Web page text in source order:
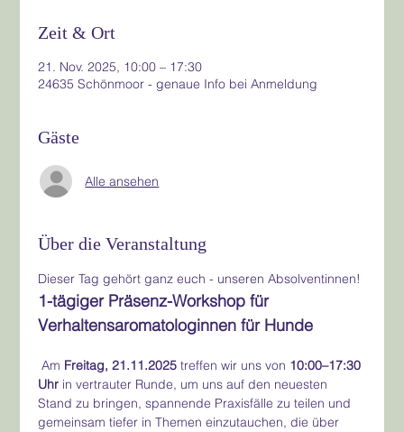
Zeit & Ort
21. Nov. 2025, 10:00 – 17:30
24635 Schönmoor - genaue Info bei Anmeldung
Gäste
Alle ansehen
Über die Veranstaltung
Dieser Tag gehört ganz euch - unseren Absolventinnen!
1-tägiger Präsenz-Workshop für
Verhaltensaromatologinnen für Hunde
Am Freitag, 21.11.2025 treffen wir uns von 10:00–17:30
Uhr in vertrauter Runde, um uns auf den neuesten
Stand zu bringen, spannende Praxisfälle zu teilen und
gemeinsam tiefer in Themen einzutauchen, die über